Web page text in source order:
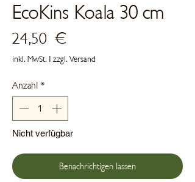
EcoKins Koala 30 cm
24,50 €Preis
inkl. MwSt. | zzgl. Versand
Anzahl *
Nicht verfügbar
Benachrichtigen lassen